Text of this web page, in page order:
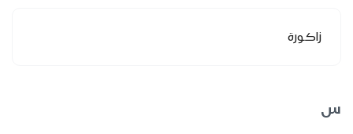
زاكورة
س